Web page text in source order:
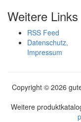
Weitere Links
RSS Feed
Datenschutz,
Impressum
Copyright © 2026
Weitere